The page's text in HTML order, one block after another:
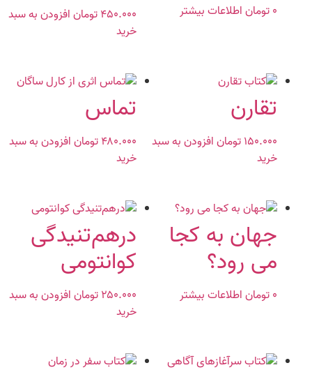
۰توماناطلاعات بیشتر ۴۵۰.۰۰۰تومان افزودن به سبد
خرید
تقارن
۱۵۰.۰۰۰تومانافزودن به سبد
خرید
تماس
۴۸۰.۰۰۰تومان افزودن به سبد
خرید
جهان به کجا
می رود؟
۰توماناطلاعات بیشتر
درهم‌تنیدگی
کوانتومی
۲۵۰.۰۰۰تومان افزودن به سبد
خرید